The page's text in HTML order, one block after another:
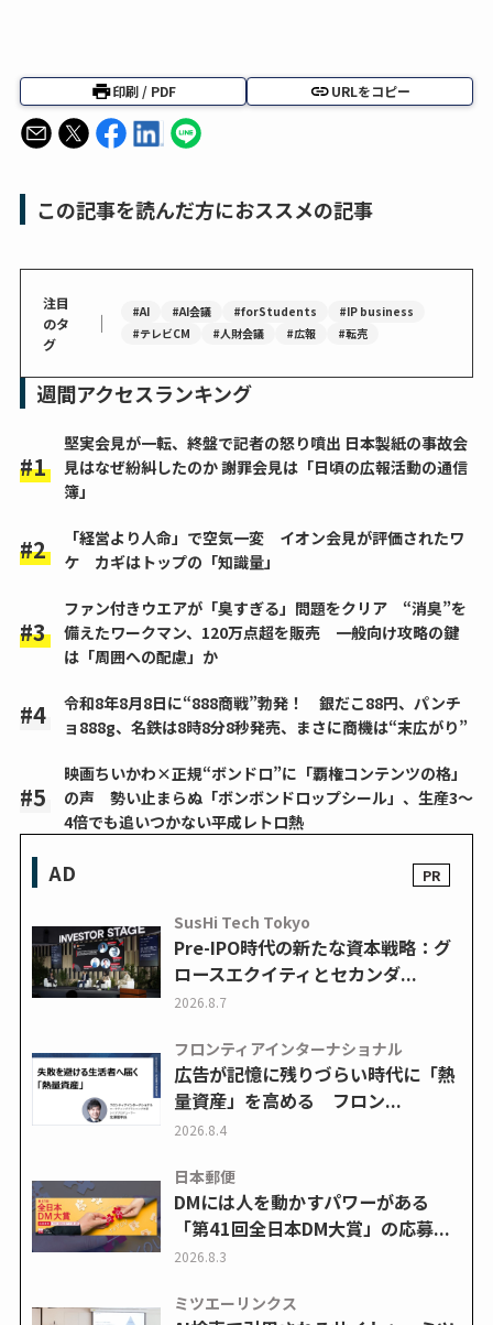
印刷 / PDF URLをコピー
この記事を読んだ方におススメの記事
注目
のタ
グ
｜ #AI #AI会議 #forStudents
#IP business
#テレビCM
#人財会議 #広報 #転売
週間アクセスランキング
堅実会見が一転、終盤で記者の怒り噴出 日本製紙の事故会
見はなぜ紛糾したのか 謝罪会見は「日頃の広報活動の通信
簿」
「経営より人命」で空気一変 イオン会見が評価されたワ
ケ カギはトップの「知識量」
ファン付きウエアが「臭すぎる」問題をクリア “消臭”を
備えたワークマン、120万点超を販売 一般向け攻略の鍵
は「周囲への配慮」か
令和8年8月8日に“888商戦”勃発！ 銀だこ88円、パンチ
ョ888g、名鉄は8時8分8秒発売、まさに商機は“末広がり”
映画ちいかわ×正規“ボンドロ”に「覇権コンテンツの格」
の声 勢い止まらぬ「ボンボンドロップシール」、生産3～
4倍でも追いつかない平成レトロ熱
AD
SusHi Tech Tokyo
Pre-IPO時代の新たな資本戦略：グ
ロースエクイティとセカンダ...
2026.8.7
フロンティアインターナショナル
広告が記憶に残りづらい時代に「熱
量資産」を高める フロン...
2026.8.4
日本郵便
DMには人を動かすパワーがある
「第41回全日本DM大賞」の応募...
2026.8.3
ミツエーリンクス